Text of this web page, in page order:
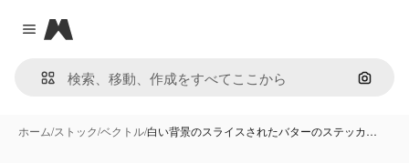
Close menu
Magnific
画像で
ホーム/ストック/ベクトル/白い背景のスライスされたバターのステッカ…